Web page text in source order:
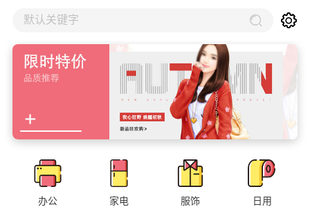
默认关键字
办公 家电 服饰 日用